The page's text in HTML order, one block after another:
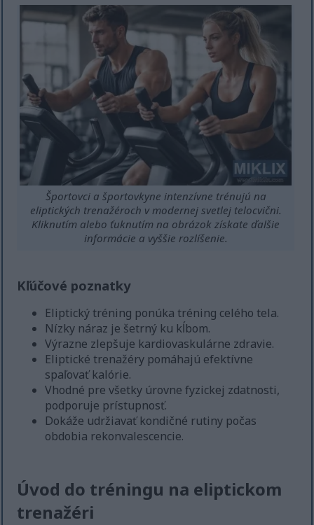
Športovci a športovkyne intenzívne trénujú na
eliptických trenažéroch v modernej svetlej telocvični.
Kliknutím alebo ťuknutím na obrázok získate ďalšie
informácie a vyššie rozlíšenie.
Kľúčové poznatky
Eliptický tréning ponúka tréning celého tela.
Nízky náraz je šetrný ku kĺbom.
Výrazne zlepšuje kardiovaskulárne zdravie.
Eliptické trenažéry pomáhajú efektívne
spaľovať kalórie.
Vhodné pre všetky úrovne fyzickej zdatnosti,
podporuje prístupnosť.
Dokáže udržiavať kondičné rutiny počas
obdobia rekonvalescencie.
Úvod do tréningu na eliptickom
trenažéri